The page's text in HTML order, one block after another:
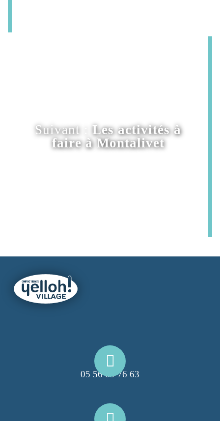
Suivant :Les activités à
faire à Montalivet
05 56 09 76 63